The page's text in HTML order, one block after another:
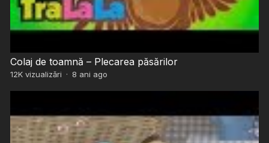
Colaj de toamnă – Plecarea păsărilor
12Kvizualizări · 8 ani ago